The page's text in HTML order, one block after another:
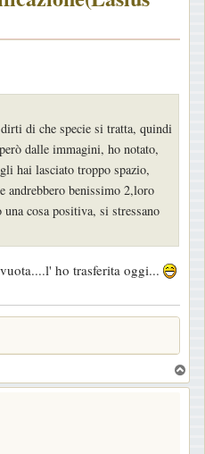
di che specie si tratta, quindi
dalle immagini, ho notato,
hai lasciato troppo spazio,
andrebbero benissimo 2,loro
cosa positiva, si stressano
ho trasferita oggi...
o